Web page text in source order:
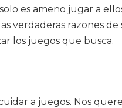
es ameno jugar a
verdaderas razones
los juegos que busca.
a juegos. Nos